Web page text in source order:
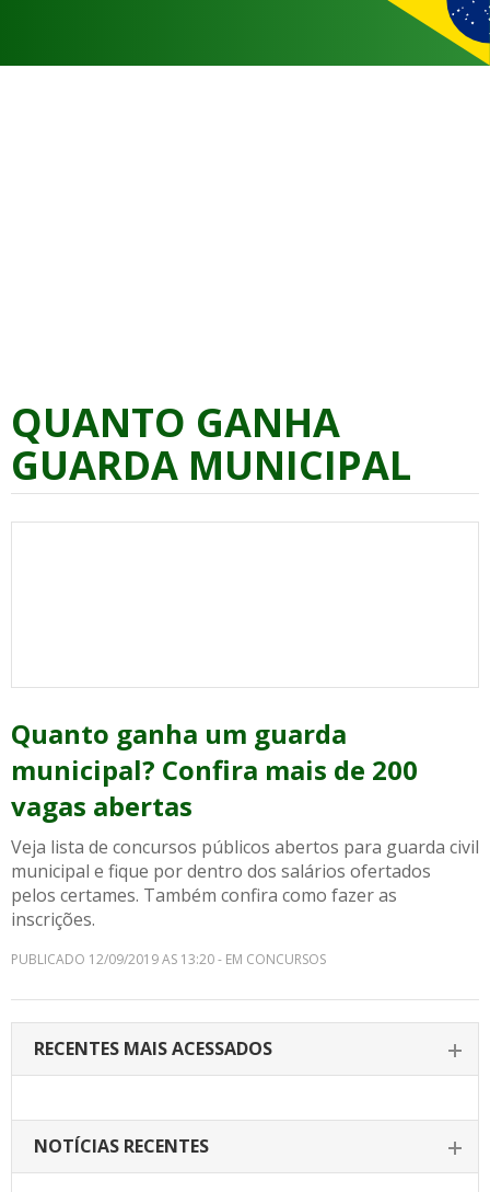
QUANTO GANHA
GUARDA MUNICIPAL
Quanto ganha um guarda
municipal? Confira mais de 200
vagas abertas
Veja lista de concursos públicos abertos para guarda civil
municipal e fique por dentro dos salários ofertados
pelos certames. Também confira como fazer as
inscrições.
PUBLICADO 12/09/2019 AS 13:20 - EM CONCURSOS
RECENTES MAIS ACESSADOS
NOTÍCIAS RECENTES